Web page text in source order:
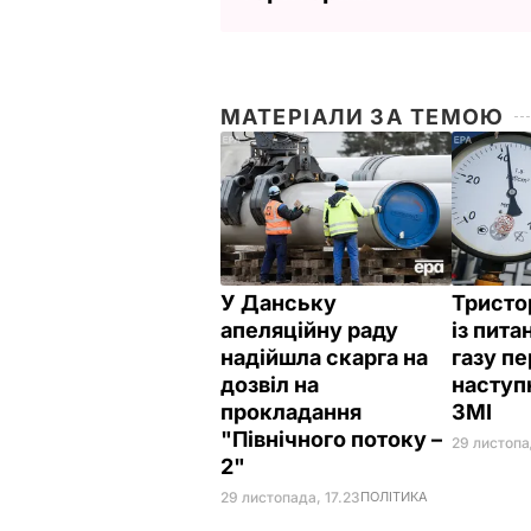
МАТЕРІАЛИ ЗА ТЕМОЮ
У Данську
апеляційну раду
надійшла скарга на
дозвіл на
прокладання
"Північного потоку –
2"
29 листопада, 17.23ПОЛІТИКА
із
газу
ЗМІ
29